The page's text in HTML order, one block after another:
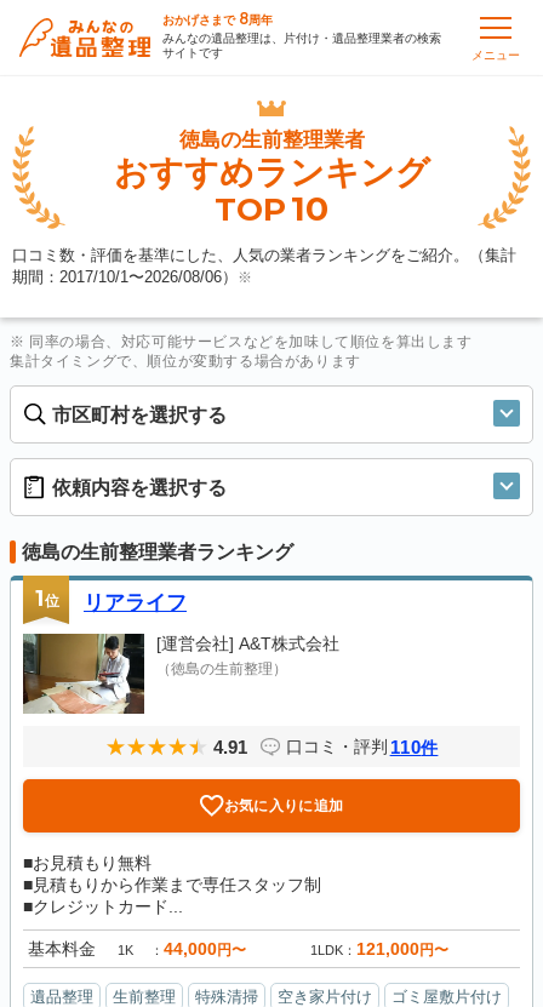
おかげさまで 8周年
みんなの遺品整理は、片付け・遺品整理業者の検索
サイトです
メニュー
徳島の生前整理業者
おすすめランキング
TOP10
口コミ数・評価を基準にした、人気の業者ランキングをご紹介。（集計
期間：2017/10/1〜2026/08/06） ※
※ 同率の場合、対応可能サービスなどを加味して順位を算出します
集計タイミングで、順位が変動する場合があります
市区町村を選択する
依頼内容を選択する
徳島の生前整理業者ランキング
1位 リアライフ
[運営会社] A&T株式会社
（徳島の生前整理）
4.91 口コミ・評判 110件
お気に入りに追加
■お見積もり無料
■見積もりから作業まで専任スタッフ制
■クレジットカード...
基本料金 1K 44,000円〜 1LDK 121,000円〜
遺品整理 生前整理 特殊清掃 空き家片付け
ゴミ屋敷片付け